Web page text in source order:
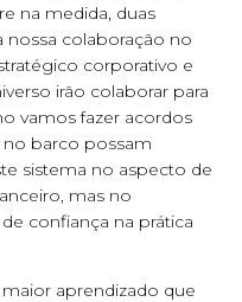
na medida, duas
nossa colaboração no
corporativo e
irão colaborar para
vamos fazer acordos
no barco possam
sistema no aspecto de
mas no
confiança na prática
aprendizado que